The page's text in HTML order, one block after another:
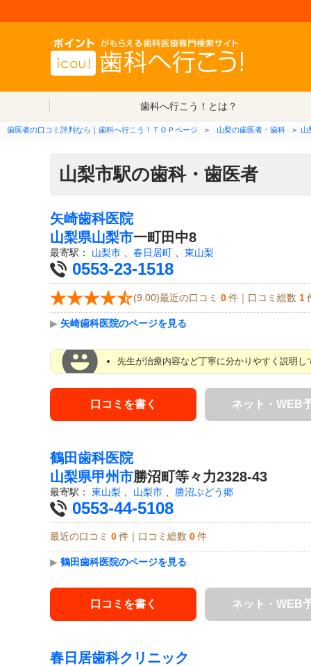
歯科へ行こう！とは？
歯医者の口コミ評判なら｜歯科へ行こう！ＴＯＰページ ＞ 山梨の歯医者・歯科 ＞ 山
山梨市駅の歯科・歯医者
矢崎歯科医院
山梨県山梨市一町田中8
最寄駅： 山梨市 春日居町 東山梨
0553-23-1518
(9.00)最近の口コミ 0 件｜口コミ総数 1
▶ 矢崎歯科医院のページを見る
先生が治療内容など丁寧に分かりやすく説明
口コミを書く ネット・WEB
鶴田歯科医院
山梨県甲州市勝沼町等々力2328-43
最寄駅： 東山梨 山梨市 勝沼ぶどう郷
0553-44-5108
最近の口コミ 0 件｜口コミ総数 0 件
▶ 鶴田歯科医院のページを見る
口コミを書く ネット・WEB
春日居歯科クリニック